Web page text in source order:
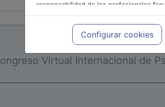
responsabilidad de los profesionales
medicamentos y decidir, en cada caso
adecuado a las necesidades del paciente.
Configurar cookies
Virtual Internacional de